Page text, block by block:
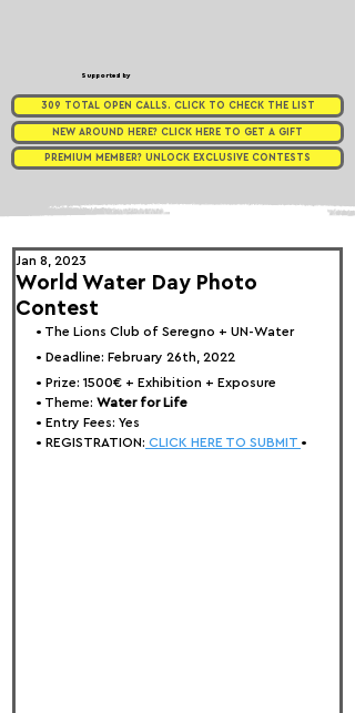
Supported by
309 TOTAL OPEN CALLS. CLICK TO CHECK THE LIST
NEW AROUND HERE? CLICK HERE TO GET A GIFT
PREMIUM MEMBER? UNLOCK EXCLUSIVE CONTESTS
World Water Day Photo
Contest
Jan 8, 2023
• The Lions Club of Seregno + UN-Water
• Deadline: February 26th, 2022⁠
• Prize: 1500€ + Exhibition + Exposure
• Theme: Water for Life
• Entry Fees: Yes
• REGISTRATION: CLICK HERE TO SUBMIT •